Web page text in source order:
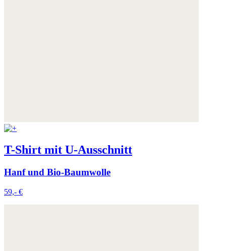
T-Shirt mit U-Ausschnitt
Hanf und Bio-Baumwolle
59,- €